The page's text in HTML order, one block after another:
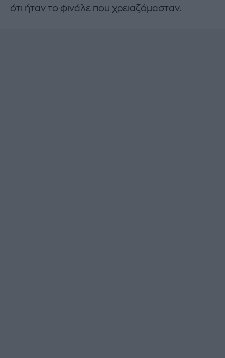
ότι ήταν το φινάλε που χρειαζόμασταν.